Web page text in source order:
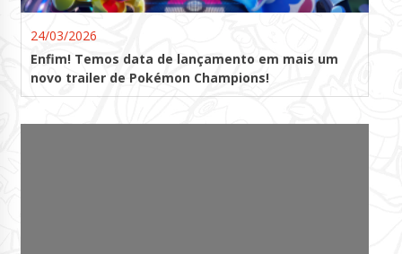
24/03/2026
Enfim! Temos data de lançamento em mais um
novo trailer de Pokémon Champions!